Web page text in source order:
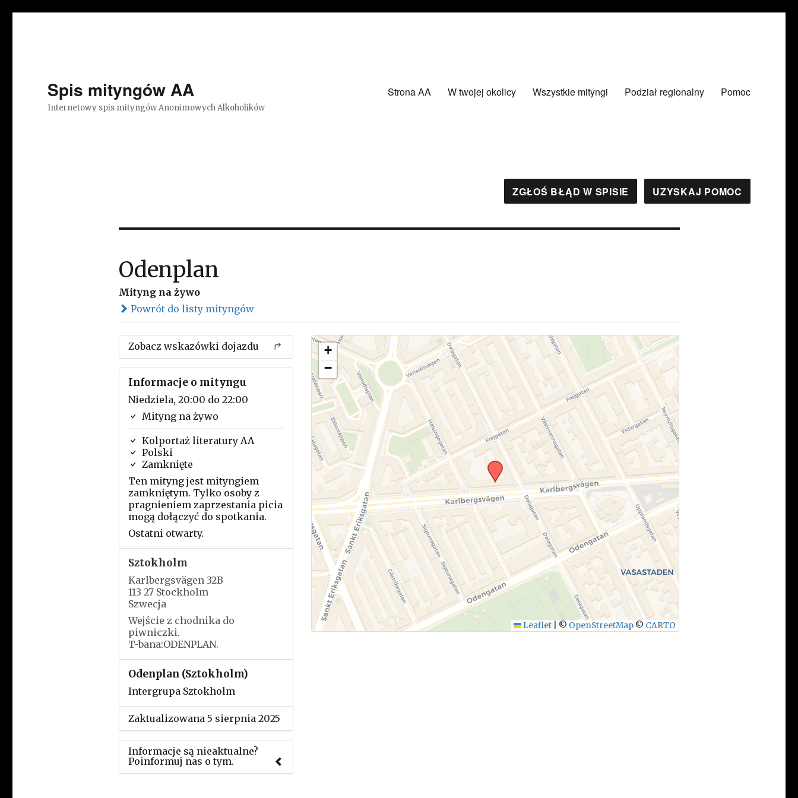
Spis mityngów AA
Internetowy spis mityngów Anonimowych Alkoholików
Strona AA W twojej okolicy Wszystkie mityngi Podział regionalny Pomoc
ZGŁOŚ BŁĄD W SPISIE UZYSKAJ POMOC
Odenplan
Mityng na żywo
Powrót do listy mityngów
Zobacz wskazówki dojazdu
Informacje o mityngu
Niedziela, 20:00 do 22:00
Mityng na żywo
Kolportaż literatury AA
Polski
Zamknięte
Ten mityng jest mityngiem
zamkniętym. Tylko osoby z
pragnieniem zaprzestania picia
mogą dołączyć do spotkania.
Ostatni otwarty.
Sztokholm
Karlbergsvägen 32B
113 27 Stockholm
Szwecja
Wejście z chodnika do
piwniczki.
T-bana:ODENPLAN.
Odenplan (Sztokholm)
Intergrupa Sztokholm
Zaktualizowana 5 sierpnia 2025
Informacje są nieaktualne?
Poinformuj nas o tym.
+
−
Leaflet © OpenStreetMap © CARTO